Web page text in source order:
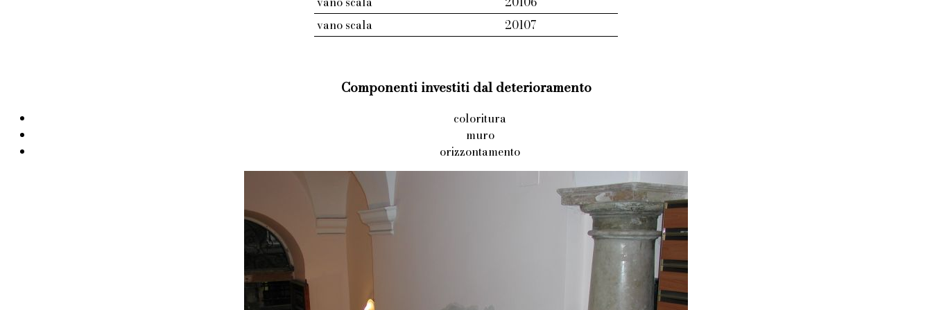
vano scala
20107
Componenti investiti dal deterioramento
coloritura
muro
orizzontamento